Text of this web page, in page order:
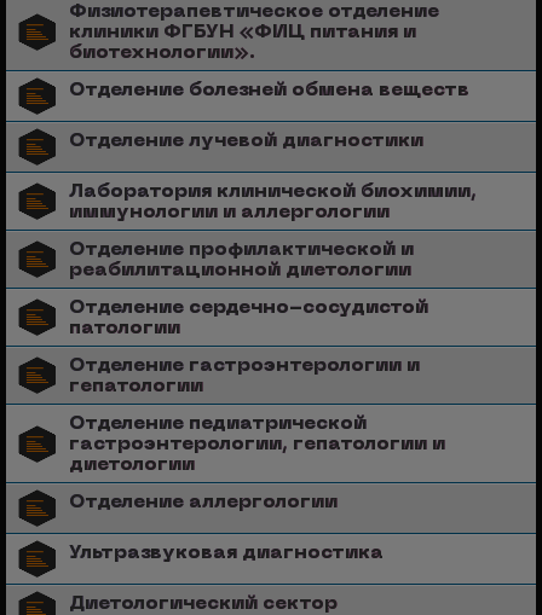
Физиотерапевтическое отделение
клиники ФГБУН «ФИЦ питания и
биотехнологии».
Отделение болезней обмена веществ
Отделение лучевой диагностики
Лаборатория клинической биохимии,
иммунологии и аллергологии
Отделение профилактической и
реабилитационной диетологии
Отделение сердечно-сосудистой
патологии
Отделение гастроэнтерологии и
гепатологии
Отделение педиатрической
гастроэнтерологии, гепатологии и
диетологии
Отделение аллергологии
Ультразвуковая диагностика
Диетологический сектор